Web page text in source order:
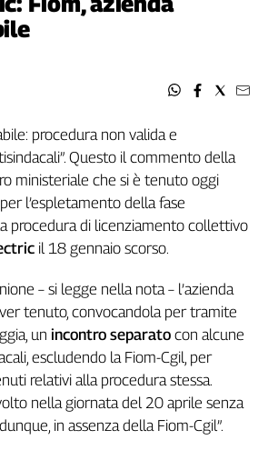
procedura non valida e
Questo il commento della
ministeriale che si è tenuto oggi
l’espletamento della fase
procedura di licenziamento collettivo
il 18 gennaio scorso.
– si legge nella nota – l’azienda
tenuto, convocandola per tramite
un incontro separato con alcune
escludendo la Fiom-Cgil, per
relativi alla procedura stessa.
nella giornata del 20 aprile senza
in assenza della Fiom-Cgil”.